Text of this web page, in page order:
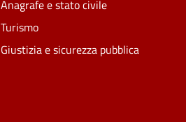
Anagrafe e stato civile
Turismo
Giustizia e sicurezza pubblica